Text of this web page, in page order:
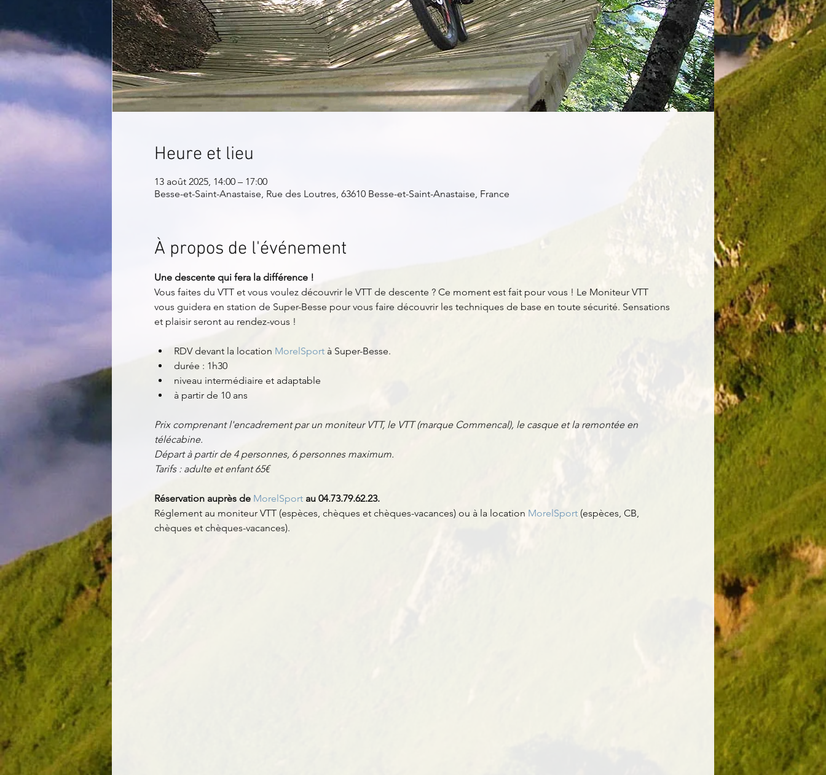
Heure et lieu
13 août 2025, 14:00 – 17:00
Besse-et-Saint-Anastaise, Rue des Loutres, 63610 Besse-et-Saint-Anastaise, France
À propos de l'événement
Une descente qui fera la différence !
Vous faites du VTT et vous voulez découvrir le VTT de descente ? Ce moment est fait pour vous ! Le Moniteur VTT
vous guidera en station de Super-Besse pour vous faire découvrir les techniques de base en toute sécurité. Sensations
et plaisir seront au rendez-vous !
RDV devant la location MorelSport à Super-Besse.
durée : 1h30
niveau intermédiaire et adaptable
à partir de 10 ans
Prix comprenant l'encadrement par un moniteur VTT, le VTT (marque Commencal), le casque et la remontée en
télécabine.
Départ à partir de 4 personnes, 6 personnes maximum.
Tarifs : adulte et enfant 65€
Réservation auprès de MorelSport au 04.73.79.62.23.
Réglement au moniteur VTT (espèces, chèques et chèques-vacances) ou à la location MorelSport (espèces, CB,
chèques et chèques-vacances).